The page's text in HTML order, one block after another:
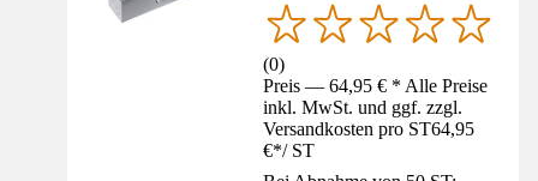
(0)
Preis — 64,95 € * Alle Preise
inkl. MwSt. und ggf. zzgl.
Versandkosten pro ST64,95
€*/ ST